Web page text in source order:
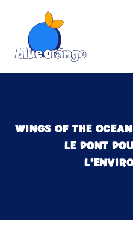
WINGS OF THE
LE PONT